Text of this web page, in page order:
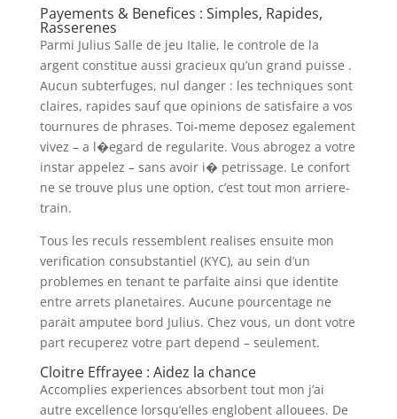
Payements & Benefices : Simples, Rapides,
Rasserenes
Parmi Julius Salle de jeu Italie, le controle de la
argent constitue aussi gracieux qu’un grand puisse .
Aucun subterfuges, nul danger : les techniques sont
claires, rapides sauf que opinions de satisfaire a vos
tournures de phrases. Toi-meme deposez egalement
vivez – a l�egard de regularite. Vous abrogez a votre
instar appelez – sans avoir i� petrissage. Le confort
ne se trouve plus une option, c’est tout mon arriere-
train.
Tous les reculs ressemblent realises ensuite mon
verification consubstantiel (KYC), au sein d’un
problemes en tenant te parfaite ainsi que identite
entre arrets planetaires. Aucune pourcentage ne
parait amputee bord Julius. Chez vous, un dont votre
part recuperez votre part depend – seulement.
Cloitre Effrayee : Aidez la chance
Accomplies experiences absorbent tout mon j’ai
autre excellence lorsqu’elles englobent allouees. De